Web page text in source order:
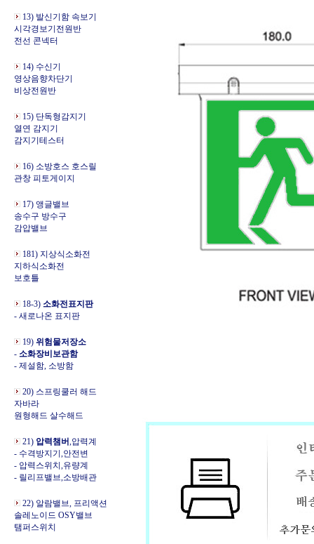
13) 발신기함 속보기
시각경보기전원반
전선 콘넥터
14) 수신기
영상음향차단기
비상전원반
15) 단독형감지기
열연 감지기
감지기테스터
16) 소방호스 호스릴
관창 피토게이지
17) 앵글밸브
송수구 방수구
감압밸브
181) 지상식소화전
지하식소화전
보호틀
18-3) 소화전표지판
- 새로나온 표지판
19) 위험물저장소
- 소화장비보관함
- 제설함, 소방함
20) 스프링쿨러 해드
자바라
원형해드 살수해드
21) 압력챔버,압력계
- 수격방지기,안전변
- 압력스위치,유량계
- 릴리프밸브,소방배관
22) 알람밸브, 프리액션
솔레노이드 OSY밸브
탬퍼스위치